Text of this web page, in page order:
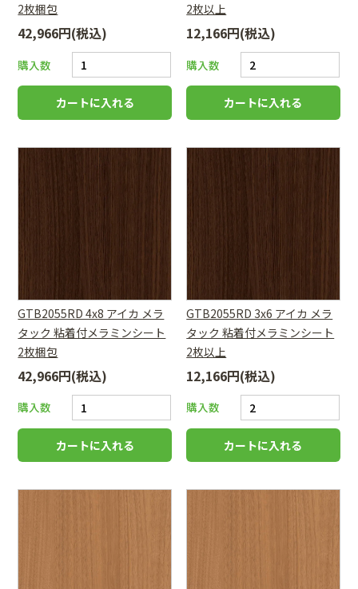
2枚梱包
42,966円(税込)
購入数
2枚以上
12,166円(税込)
購入数
GTB2055RD 4x8 アイカ メラ
タック 粘着付メラミンシート
2枚梱包
42,966円(税込)
購入数
GTB2055RD 3x6 アイカ メラ
タック 粘着付メラミンシート
2枚以上
12,166円(税込)
購入数